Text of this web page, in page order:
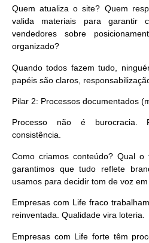
Quem atualiza o site? Quem
valida materiais para garantir
vendedores sobre
organizado?
Quando todos fazem tudo,
papéis são claros,
Pilar 2: Processos documentados
Processo não é
consistência.
Como criamos conteúdo? Qual
garantimos que tudo reflete
usamos para decidir tom de voz
Empresas com Life fraco
reinventada. Qualidade vira loteria.
Empresas com Life forte têm